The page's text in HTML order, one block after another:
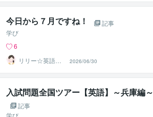
今日から７月ですね！
記事
学び
6
リリー☆英語家
庭教師
2026/06/30
入試問題全国ツアー【英語】～兵庫編～
記事
学び